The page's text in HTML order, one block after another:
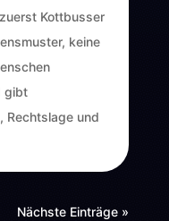
Kottbusser
keine
gibt
Rechtslage und
Nächste Einträge »